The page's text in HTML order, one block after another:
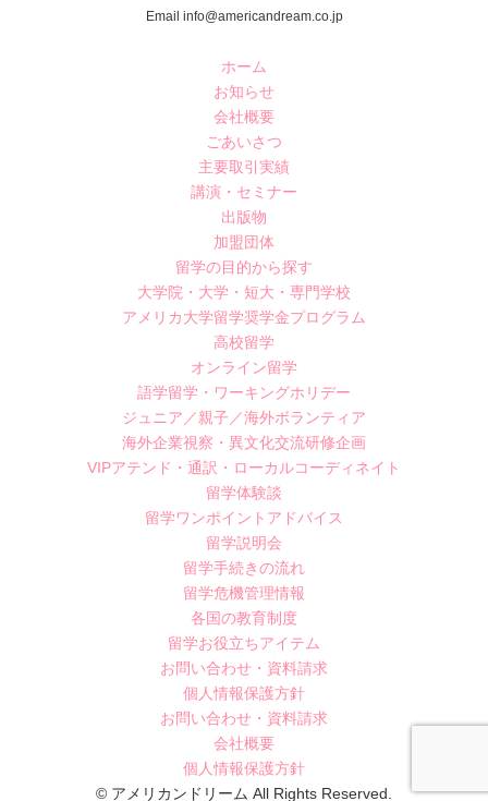
Email info@americandream.co.jp
ホーム
お知らせ
会社概要
ごあいさつ
主要取引実績
講演・セミナー
出版物
加盟団体
留学の目的から探す
大学院・大学・短大・専門学校
アメリカ大学留学奨学金プログラム
高校留学
オンライン留学
語学留学・ワーキングホリデー
ジュニア／親子／海外ボランティア
海外企業視察・異文化交流研修企画
VIPアテンド・通訳・ローカルコーディネイト
留学体験談
留学ワンポイントアドバイス
留学説明会
留学手続きの流れ
留学危機管理情報
各国の教育制度
留学お役立ちアイテム
お問い合わせ・資料請求
個人情報保護方針
お問い合わせ・資料請求
会社概要
個人情報保護方針
© アメリカンドリーム All Rights Reserved.